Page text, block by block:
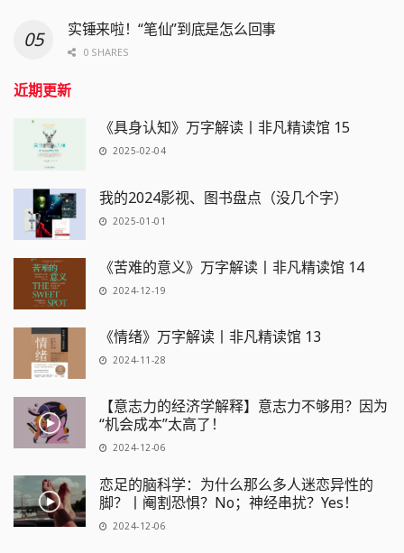
实锤来啦！“笔仙”到底是怎么回事
0 SHARES
近期更新
《具身认知》万字解读丨非凡精读馆 15
2025-02-04
我的2024影视、图书盘点（没几个字）
2025-01-01
《苦难的意义》万字解读丨非凡精读馆 14
2024-12-19
《情绪》万字解读丨非凡精读馆 13
2024-11-28
【意志力的经济学解释】意志力不够用？因为
“机会成本”太高了！
2024-12-06
恋足的脑科学：为什么那么多人迷恋异性的
脚？丨阉割恐惧？No；神经串扰？Yes！
2024-12-06